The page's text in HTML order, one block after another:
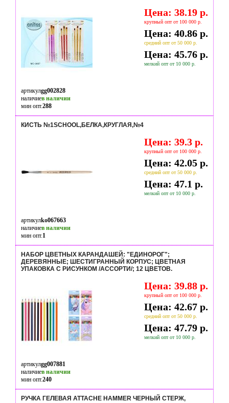
Цена: 38.19 р.
крупный опт от 100 000 р.
Цена: 40.86 р.
средний опт от 50 000 р.
Цена: 45.76 р.
мелкий опт от 10 000 р.
артикулgg002828
наличиев наличии
мин опт.288
КИСТЬ №1SCHOOL,БЕЛКА,КРУГЛАЯ,№4
Цена: 39.3 р.
крупный опт от 100 000 р.
Цена: 42.05 р.
средний опт от 50 000 р.
Цена: 47.1 р.
мелкий опт от 10 000 р.
артикулko067663
наличиев наличии
мин опт.1
НАБОР ЦВЕТНЫХ КАРАНДАШЕЙ: "ЕДИНОРОГ";
ДЕРЕВЯННЫЕ; ШЕСТИГРАННЫЙ КОРПУС; ЦВЕТНАЯ
УПАКОВКА С РИСУНКОМ /АССОРТИ/; 12 ЦВЕТОВ.
Цена: 39.88 р.
крупный опт от 100 000 р.
Цена: 42.67 р.
средний опт от 50 000 р.
Цена: 47.79 р.
мелкий опт от 10 000 р.
артикулgg007881
наличиев наличии
мин опт.240
РУЧКА ГЕЛЕВАЯ ATTACHE HAMMER ЧЕРНЫЙ СТЕРЖ,